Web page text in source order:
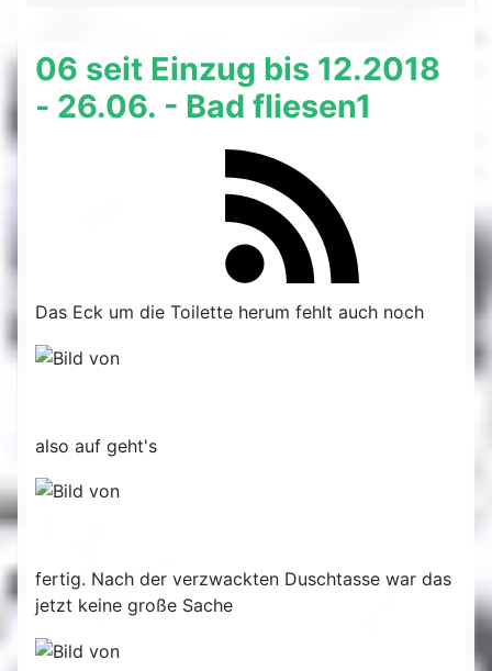
06 seit Einzug bis 12.2018
- 26.06. - Bad fliesen1
Das Eck um die Toilette herum fehlt auch noch
also auf geht's
fertig. Nach der verzwackten Duschtasse war das
jetzt keine große Sache